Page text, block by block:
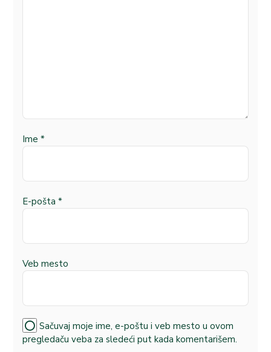
Ime *
E-pošta *
Veb mesto
Sačuvaj moje ime, e-poštu i veb mesto u ovom
pregledaču veba za sledeći put kada komentarišem.